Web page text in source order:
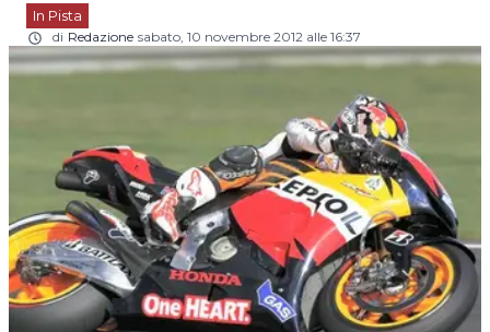
In Pista
di Redazione sabato, 10 novembre 2012 alle 16:37